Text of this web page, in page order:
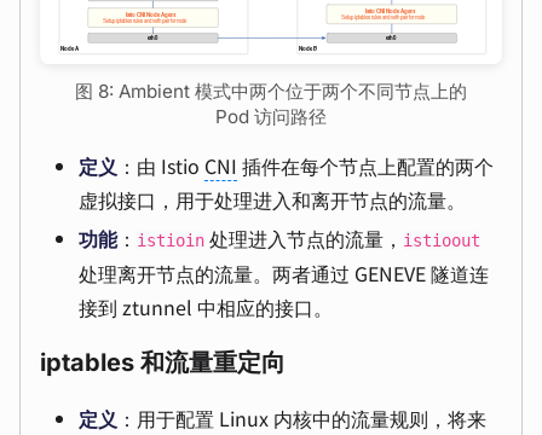
图 8: Ambient 模式中两个位于两个不同节点上的
Pod 访问路径
定义 ：由 Istio CNI 插件在每个节点上配置的两个
虚拟接口，用于处理进入和离开节点的流量。
功能： istioin 处理进入节点的流量， istioout
处理离开节点的流量。两者通过 GENEVE 隧道连
接到 ztunnel 中相应的接口。
iptables 和流量重定向
定义 ：用于配置 Linux 内核中的流量规则，将来